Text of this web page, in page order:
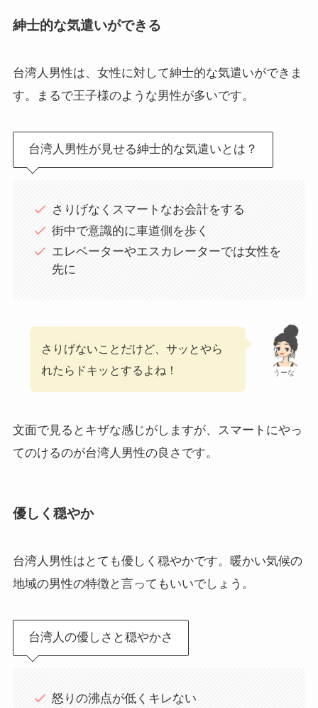
紳士的な気遣いができる
台湾人男性は、女性に対して紳士的な気遣いができま
す。まるで王子様のような男性が多いです。
台湾人男性が見せる紳士的な気遣いとは？
さりげなくスマートなお会計をする
街中で意識的に車道側を歩く
エレベーターやエスカレーターでは女性を
先に
うーな
さりげないことだけど、サッとやら
れたらドキッとするよね！
文面で見るとキザな感じがしますが、スマートにやっ
てのけるのが台湾人男性の良さです。
優しく穏やか
台湾人男性はとても優しく穏やかです。暖かい気候の
地域の男性の特徴と言ってもいいでしょう。
台湾人の優しさと穏やかさ
怒りの沸点が低くキレない